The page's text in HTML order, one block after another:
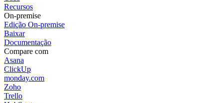
Recursos
On-premise
Edição On-premise
Baixar
Documentação
Compare com
Asana
ClickUp
monday.com
Zoho
Trello